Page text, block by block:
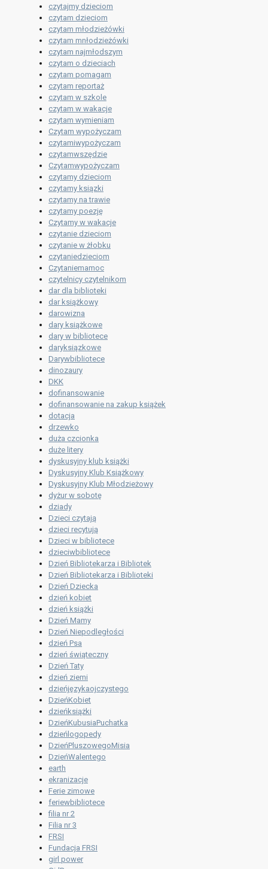
czytajmy dzieciom
czytam dzieciom
czytam młodzieżówki
czytam mnłodzieżówki
czytam najmłodszym
czytam o dzieciach
czytam pomagam
czytam reportaż
czytam w szkole
czytam w wakacje
czytam wymieniam
Czytam wypożyczam
czytamiwypożyczam
czytamwszędzie
Czytamwypożyczam
czytamy dzieciom
czytamy ksiązki
czytamy na trawie
czytamy poezję
Czytamy w wakacje
czytanie dzieciom
czytanie w żłobku
czytaniedzieciom
Czytaniemamoc
czytelnicy czytelnikom
dar dla biblioteki
dar książkowy
darowizna
dary książkowe
dary w bibliotece
daryksiązkowe
Darywbibliotece
dinozaury
DKK
dofinansowanie
dofinansowanie na zakup książek
dotacja
drzewko
duża czcionka
duże litery
dyskusyjny klub książki
Dyskusyjny Klub Książkowy
Dyskusyjny Klub Młodzieżowy
dyżur w sobotę
dziady
Dzieci czytają
dzieci recytują
Dzieci w bibliotece
dzieciwbibliotece
Dzień Bibliotekarza i Bibliotek
Dzień Bibliotekarza i Biblioteki
Dzień Dziecka
dzień kobiet
dzień książki
Dzień Mamy
Dzień Niepodległości
dzień Psa
dzień świąteczny
Dzień Taty
dzień ziemi
dzieńjęzykaojczystego
DzieńKobiet
dzieńksiążki
DzieńKubusiaPuchatka
dzieńlogopedy
DzieńPluszowegoMisia
DzieńWalentego
earth
ekranizacje
Ferie zimowe
feriewbibliotece
filia nr 2
Filia nr 3
FRSI
Fundacja FRSI
girl power